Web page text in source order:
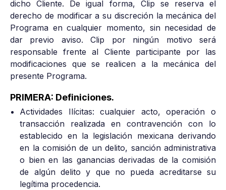
dicho Cliente. De igual forma, Clip se reserva el
derecho de modificar a su discreción la mecánica del
Programa en cualquier momento, sin necesidad de
dar previo aviso. Clip por ningún motivo será
responsable frente al Cliente participante por las
modificaciones que se realicen a la mecánica del
presente Programa.
PRIMERA: Definiciones.
Actividades Ilícitas: cualquier acto, operación o
transacción realizada en contravención con lo
establecido en la legislación mexicana derivando
en la comisión de un delito, sanción administrativa
o bien en las ganancias derivadas de la comisión
de algún delito y que no pueda acreditarse su
legítima procedencia.